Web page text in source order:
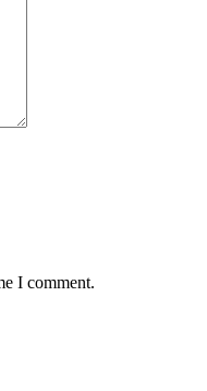
I comment.